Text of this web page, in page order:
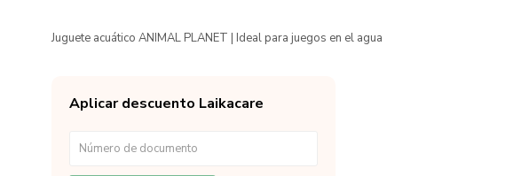
Juguete acuático ANIMAL PLANET | Ideal para juegos en el agua
Aplicar descuento Laikacare